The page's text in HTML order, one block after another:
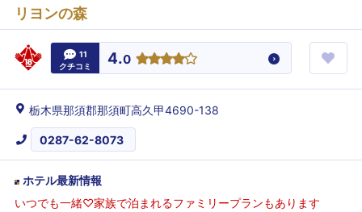
リヨンの森
11
クチコミ
4.0
栃木県那須郡那須町高久甲4690-138
0287-62-8073
ホテル最新情報
いつでも一緒♡家族で泊まれるファミリープランもあります